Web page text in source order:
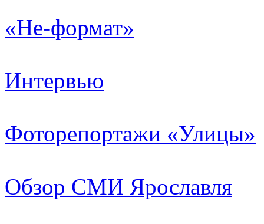
«Не-формат»
Интервью
Фоторепортажи «Улицы»
Обзор СМИ Ярославля